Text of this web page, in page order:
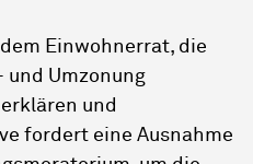
Einwohnerrat, die
Umzonung
und
fordert eine Ausnahme